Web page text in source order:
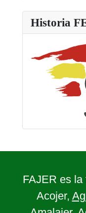
Historia
FAJER es la
Acojer,